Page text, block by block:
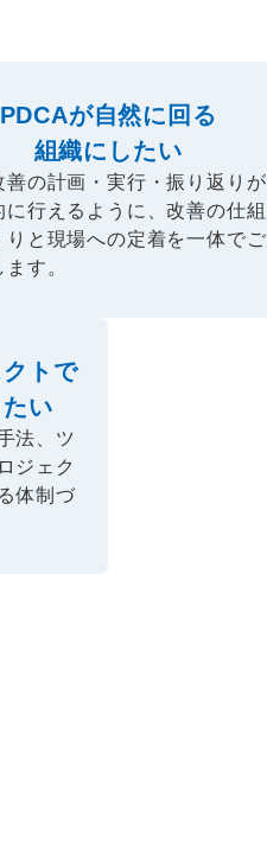
PDCAが自然に回る
組織にしたい
善の計画・実行・振り返りが
に行えるように、改善の仕組
りと現場への定着を一体でご
す。
トで
い
法、ツ
ジェク
体制づ